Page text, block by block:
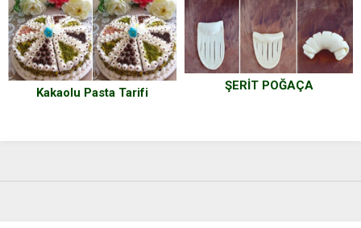
Kakaolu Pasta Tarifi
ŞERİT POĞAÇA